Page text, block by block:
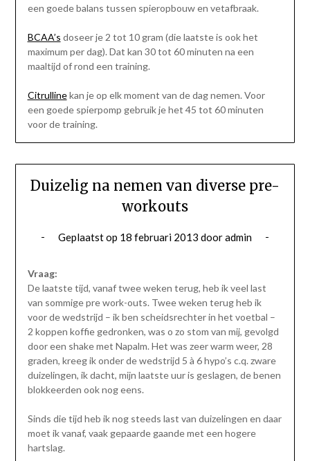
een goede balans tussen spieropbouw en vetafbraak.
BCAA’s doseer je 2 tot 10 gram (die laatste is ook het
maximum per dag). Dat kan 30 tot 60 minuten na een
maaltijd of rond een training.
Citrullinekan je op elk moment van de dag nemen. Voor
een goede spierpomp gebruik je het 45 tot 60 minuten
voor de training.
Duizelig na nemen van diverse pre-
workouts
Geplaatst op 18 februari 2013 dooradmin
Vraag:
De laatste tijd, vanaf twee weken terug, heb ik veel last
van sommige pre work-outs. Twee weken terug heb ik
voor de wedstrijd – ik ben scheidsrechter in het voetbal –
2 koppen koffie gedronken, was o zo stom van mij, gevolgd
door een shake met Napalm. Het was zeer warm weer, 28
graden, kreeg ik onder de wedstrijd 5 à 6 hypo’s c.q. zware
duizelingen, ik dacht, mijn laatste uur is geslagen, de benen
blokkeerden ook nog eens.
Sinds die tijd heb ik nog steeds last van duizelingen en daar
moet ik vanaf, vaak gepaarde gaande met een hogere
hartslag.